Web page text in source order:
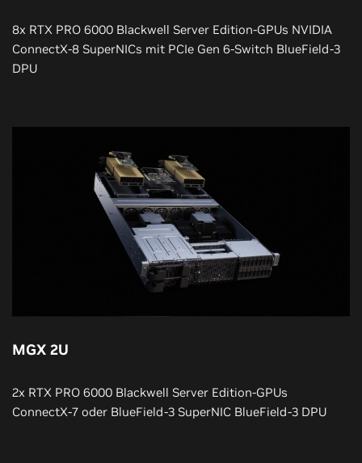
8x RTX PRO 6000 Blackwell Server Edition-GPUs NVIDIA
ConnectX-8 SuperNICs mit PCIe Gen 6-Switch BlueField-3
DPU
MGX 2U
2x RTX PRO 6000 Blackwell Server Edition-GPUs
ConnectX-7 oder BlueField-3 SuperNIC BlueField-3 DPU